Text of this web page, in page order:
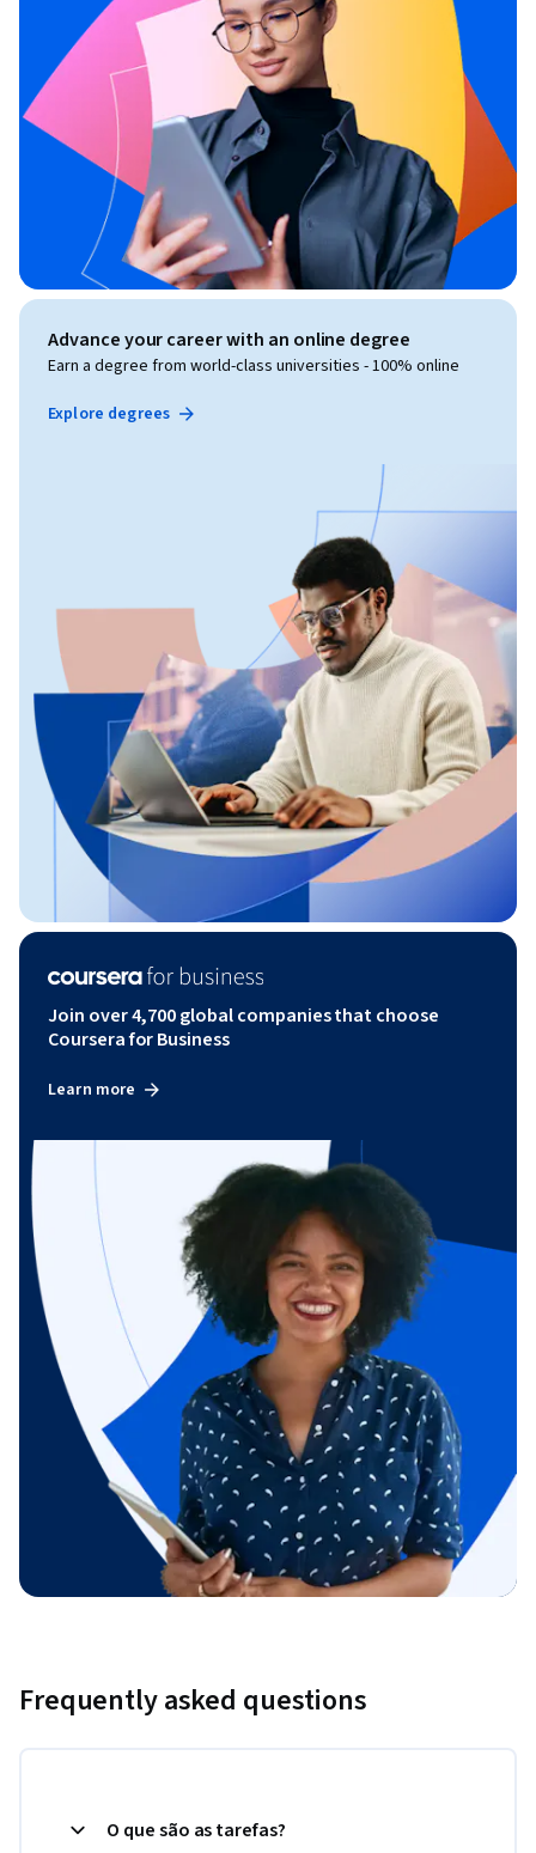
Advance your career with an online degree
Earn a degree from world-class universities - 100% online
Explore degrees
Join over 4,700 global companies that choose
Coursera for Business
Learn more
Frequently asked questions
O que são as tarefas?